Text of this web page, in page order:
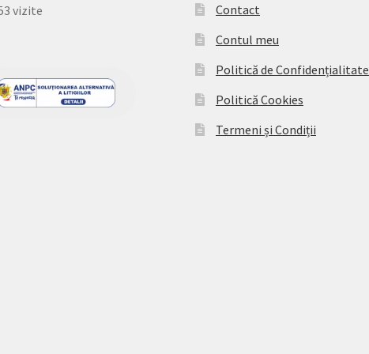
vizite
Contact
Contul meu
Politică de Confidențialitate
Politică Cookies
Termeni și Condiții